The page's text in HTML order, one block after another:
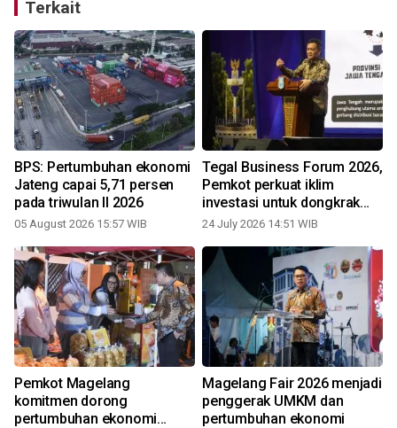
Terkait
BPS: Pertumbuhan ekonomi
Jateng capai 5,71 persen
pada triwulan II 2026
05 August 2026 15:57 WIB
Tegal Business Forum 2026,
Pemkot perkuat iklim
investasi untuk dongkrak
pertumbuhan ekonomi
24 July 2026 14:51 WIB
Pemkot Magelang
komitmen dorong
pertumbuhan ekonomi
Magelang Fair 2026 menjadi
penggerak UMKM dan
pertumbuhan ekonomi